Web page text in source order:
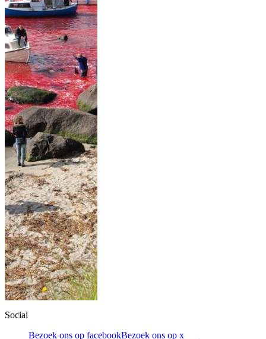
Social
Bezoek ons op facebookBezoek ons op x